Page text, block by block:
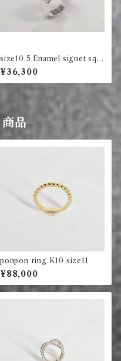
size10.5 Enamel signet squ
are ring (violet)
¥36,300
品
ponpon ring K10 size11
¥88,000